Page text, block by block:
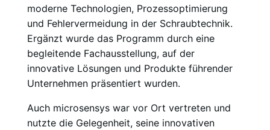
moderne Technologien, Prozessoptimierung
und Fehlervermeidung in der Schraubtechnik.
Ergänzt wurde das Programm durch eine
begleitende Fachausstellung, auf der
innovative Lösungen und Produkte führender
Unternehmen präsentiert wurden.
Auch microsensys war vor Ort vertreten und
nutzte die Gelegenheit, seine innovativen